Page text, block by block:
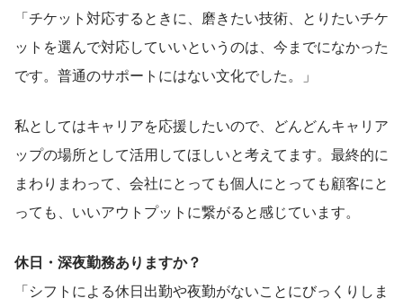
「チケット対応するときに、磨きたい技術、とりたいチケ
ットを選んで対応していいというのは、今までになかった
です。普通のサポートにはない文化でした。」
私としてはキャリアを応援したいので、どんどんキャリア
ップの場所として活用してほしいと考えてます。最終的に
まわりまわって、会社にとっても個人にとっても顧客にと
っても、いいアウトプットに繋がると感じています。
休日・深夜勤務ありますか？
「シフトによる休日出勤や夜勤がないことにびっくりしま